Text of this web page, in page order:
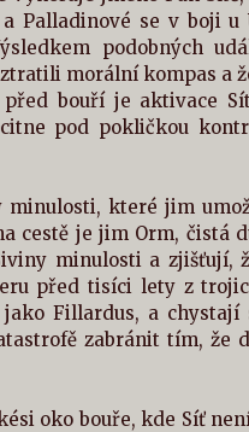
Palladinové se v boji u
podobných
morální kompas a
bouří je aktivace
pod pokličkou
minulosti, které jim
cestě je jim Orm, čistá
minulosti a zjišťují,
před tisíci lety z
Fillardus, a
zabránit tím, že
oko bouře, kde Síť